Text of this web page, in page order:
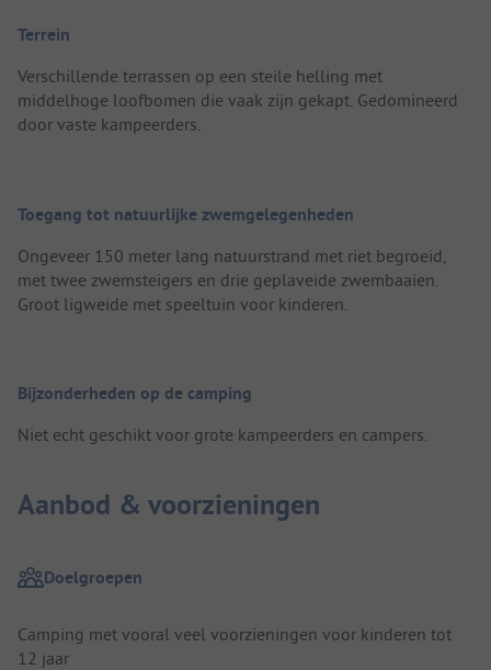
Terrein
Verschillende terrassen op een steile helling met
middelhoge loofbomen die vaak zijn gekapt. Gedomineerd
door vaste kampeerders.
Toegang tot natuurlijke zwemgelegenheden
Ongeveer 150 meter lang natuurstrand met riet begroeid,
met twee zwemsteigers en drie geplaveide zwembaaien.
Groot ligweide met speeltuin voor kinderen.
Bijzonderheden op de camping
Niet echt geschikt voor grote kampeerders en campers.
Aanbod & voorzieningen
Doelgroepen
Camping met vooral veel voorzieningen voor kinderen tot
12 jaar